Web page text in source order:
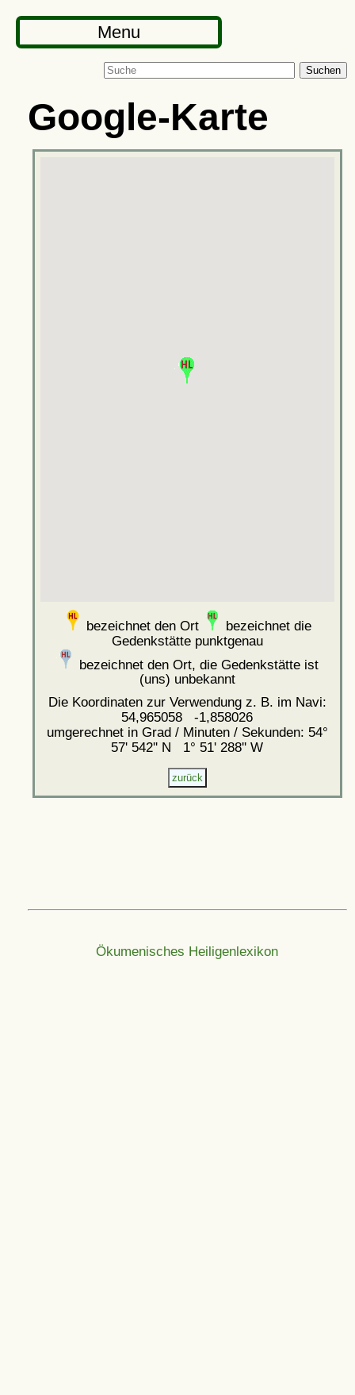
Menu
Suchen
Google-Karte
bezeichnet den Ort
bezeichnet die
Gedenkstätte punktgenau
bezeichnet den Ort, die Gedenkstätte ist
(uns) unbekannt
Die Koordinaten zur Verwendung z. B. im Navi:
54,965058 -1,858026
umgerechnet in Grad / Minuten / Sekunden: 54°
57' 542'' N 1° 51' 288'' W
Ökumenisches Heiligenlexikon